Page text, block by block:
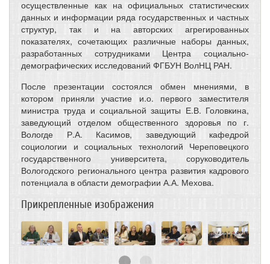
осуществленные как на официальных статистических
данных и информации ряда государственных и частных
структур, так и на авторских агрегированных
показателях, сочетающих различные наборы данных,
разработанных сотрудниками Центра социально-
демографических исследований ФГБУН ВолНЦ РАН.
После презентации состоялся обмен мнениями, в
котором приняли участие и.о. первого заместителя
министра труда и социальной защиты Е.В. Головкина,
заведующий отделом общественного здоровья по г.
Вологде Р.А. Касимов, заведующий кафедрой
социологии и социальных технологий Череповецкого
государственного университета, соруководитель
Вологодского регионального центра развития кадрового
потенциала в области демографии А.А. Мехова.
Прикрепленные изображения